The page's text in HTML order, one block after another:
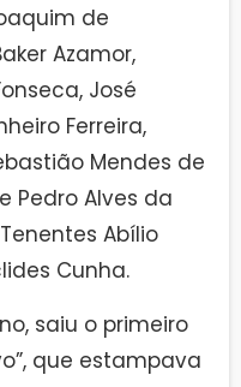
de
Azamor,
José
Ferreira,
Mendes de
Pedro Alves da
Abílio
Cunha.
saiu o primeiro
que estampava